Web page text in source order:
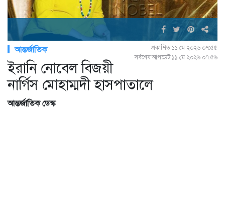
আন্তর্জাতিক
প্রকাশিত ১১ মে ২০২৬ ০৭:৫৫
সর্বশেষ আপডেট ১১ মে ২০২৬ ০৭:৫৬
ইরানি নোবেল বিজয়ী
নার্গিস মোহাম্মদী হাসপাতালে
আন্তর্জাতিক ডেস্ক